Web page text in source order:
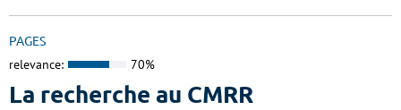
PAGES
relevance: 70%
La recherche au CMRR